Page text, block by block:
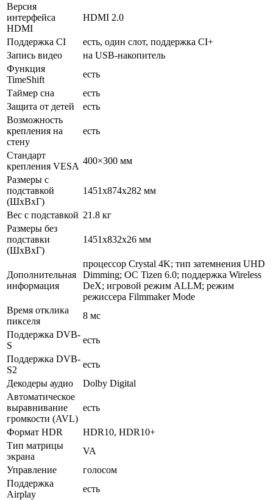
Версия
интерфейса
HDMI
HDMI 2.0
Поддержка CI
есть, один слот, поддержка CI+
Запись видео
на USB-накопитель
Функция
TimeShift
есть
Таймер сна
есть
Защита от детей
есть
Возможность
крепления на
стену
есть
Стандарт
крепления VESA
400×300 мм
Размеры с
подставкой
(ШxВxГ)
1451x874x282 мм
Вес с подставкой 21.8 кг
Размеры без
подставки
(ШxВxГ)
1451x832x26 мм
Дополнительная
информация
процессор Crystal 4K; тип затемнения UHD
Dimming; ОС Tizen 6.0; поддержка Wireless
DeX; игровой режим ALLM; режим
режиссера Filmmaker Mode
Время отклика
пикселя
8 мс
Поддержка DVB-
S
есть
Поддержка DVB-
S2
есть
Декодеры аудио
Dolby Digital
Автоматическое
выравнивание
громкости (AVL)
есть
Формат HDR
HDR10, HDR10+
Тип матрицы
экрана
VA
Управление
голосом
Поддержка
Airplay
есть